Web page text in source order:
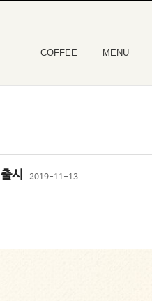
COFFEE MENU
시 2019-11-13